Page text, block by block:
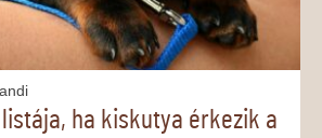
listája, ha kiskutya érkezik a